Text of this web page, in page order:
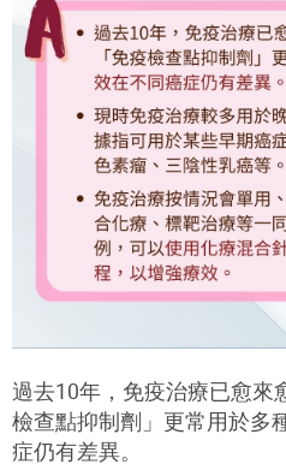
過去10年，免疫治療已愈來
檢查點抑制劑」更常用於多
症仍有差異。